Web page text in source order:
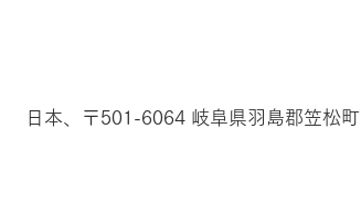
日本、〒501-6064 岐阜県羽島郡笠松